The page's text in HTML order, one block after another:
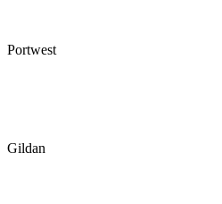
Portwest
Gildan